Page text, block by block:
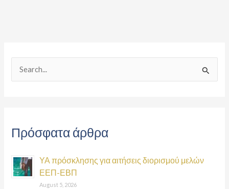
c
f
o
Πρόσφατα άρθρα
ΥΑ πρόσκλησης για αιτήσεις διορισμού μελών
ΕΕΠ-ΕΒΠ
August 5, 2026